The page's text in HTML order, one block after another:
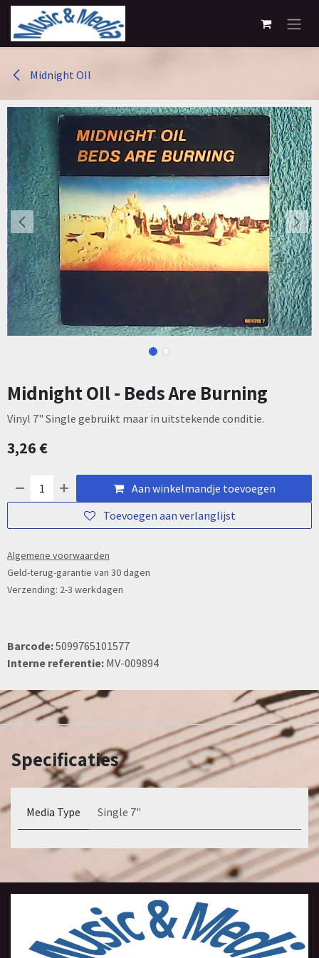
Overslaan naar inhoud
Midnight OIl
Midnight OIl - Beds Are Burning
Vinyl 7" Single gebruikt maar in uitstekende conditie.
3,26€
Aan winkelmandje toevoegen
Toevoegen aan verlanglijst
Algemene voorwaarden
Geld-terug-garantie van 30 dagen
Verzending: 2-3 werkdagen
Barcode:5099765101577
Interne referentie: MV-009894
Specificaties
Media Type Single 7"